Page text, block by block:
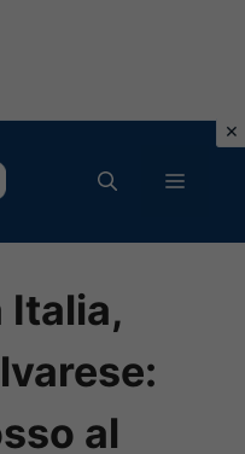
MENU
Italia,
al